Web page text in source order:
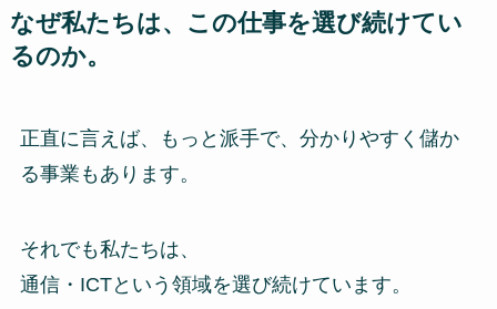
なぜ私たちは、この仕事を選び続けてい
るのか。
正直に言えば、もっと派手で、分かりやすく儲か
る事業もあります。
それでも私たちは、
通信・ICTという領域を選び続けています。